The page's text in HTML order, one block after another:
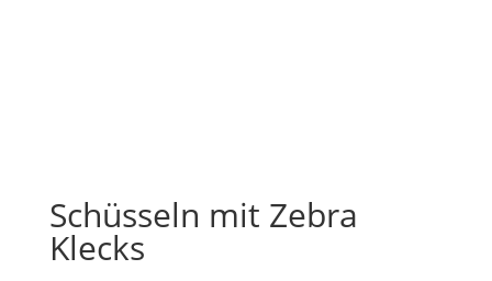
Schüsseln mit Zebra
Klecks